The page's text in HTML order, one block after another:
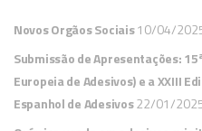
Novos Orgãos Sociais10/04/
Submissão de Apresentações:
Europeia de Adesivos) e a XXIII
Espanhol de Adesivos22/01/